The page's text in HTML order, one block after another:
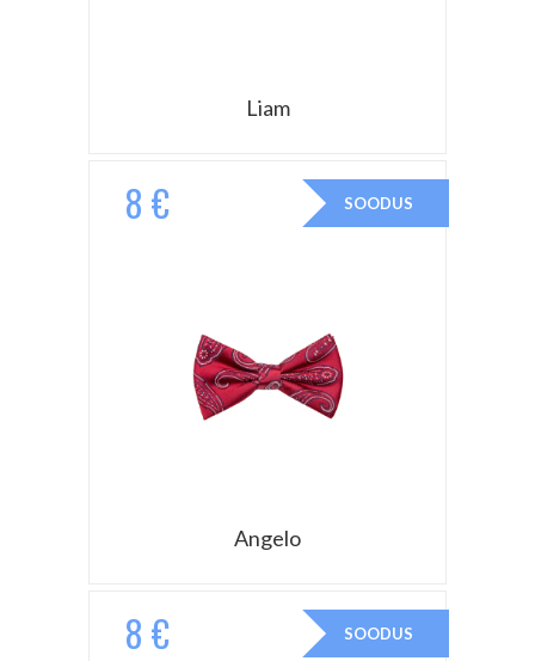
Liam
SOODUS
8 €
Angelo
SOODUS
8 €